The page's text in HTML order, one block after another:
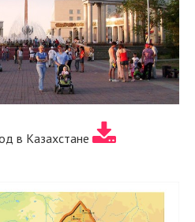
в Казахстане